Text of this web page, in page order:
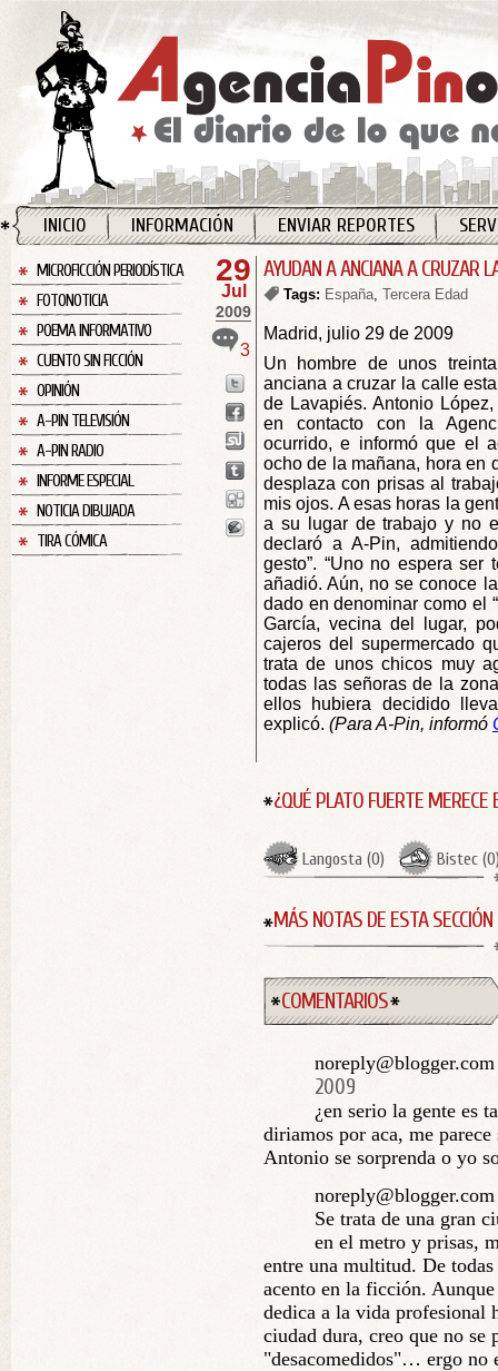
INICIO INFORMACIÓN ENVIAR REPORTES
MICROFICCIÓN PERIODÍSTICA
FOTONOTICIA
POEMA INFORMATIVO
CUENTO SIN FICCIÓN
OPINIÓN
A-PIN TELEVISIÓN
A-PIN RADIO
INFORME ESPECIAL
NOTICIA DIBUJADA
TIRA CÓMICA
29
Jul
2009
3
AYUDAN A ANCIANA A CRUZAR
Tags: España, Tercera Edad
Madrid, julio 29 de 2009
Un hombre de unos
anciana a cruzar la calle
de Lavapiés. Antonio
en contacto con la
ocurrido, e informó que el
ocho de la mañana, hora en
desplaza con prisas al
mis ojos. A esas horas la
a su lugar de trabajo y no
declaró a A-Pin,
gesto”. “Uno no espera
añadió. Aún, no se conoce
dado en denominar como el
García, vecina del lugar,
cajeros del supermercado
trata de unos chicos muy
todas las señoras de la
ellos hubiera decidido
explicó. (Para A-Pin, informó
¿QUÉ PLATO FUERTE MERECE
Langosta (0) Bistec (0
MÁS NOTAS DE ESTA SECCIÓN
COMENTARIOS
2009
¿en serio la gente es
diriamos por aca, me
Antonio se sorprenda o yo
Se trata de una gran
en el metro y prisas,
entre una multitud. De
acento en la ficción.
dedica a la vida profesional
ciudad dura, creo que no se
"desacomedidos"… ergo no